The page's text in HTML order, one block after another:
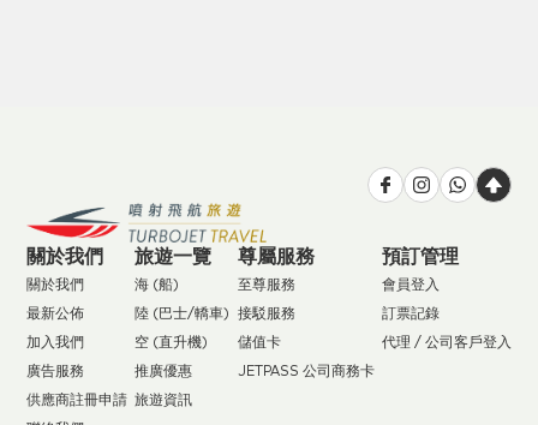
關於我們
關於我們
最新公佈
加入我們
廣告服務
供應商註冊申請
旅遊一覽
海 (船)
陸 (巴士/轎車)
空 (直升機)
推廣優惠
旅遊資訊
尊屬服務
至尊服務
接駁服務
儲值卡
JETPASS 公司商務卡
預訂管理
會員登入
訂票記錄
代理 / 公司客戶登入